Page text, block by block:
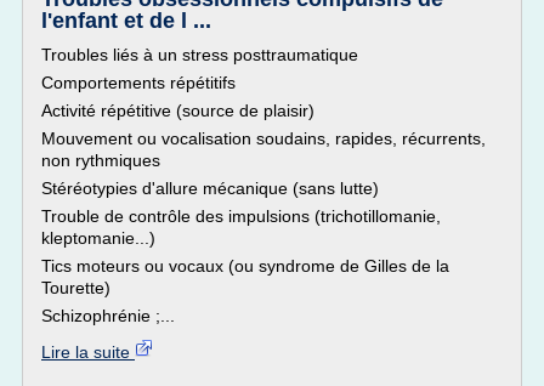
l'enfant et de l ...
Troubles liés à un stress posttraumatique
Comportements répétitifs
Activité répétitive (source de plaisir)
Mouvement ou vocalisation soudains, rapides, récurrents,
non rythmiques
Stéréotypies d'allure mécanique (sans lutte)
Trouble de contrôle des impulsions (trichotillomanie,
kleptomanie...)
Tics moteurs ou vocaux (ou syndrome de Gilles de la
Tourette)
Schizophrénie ;...
Lire la suite